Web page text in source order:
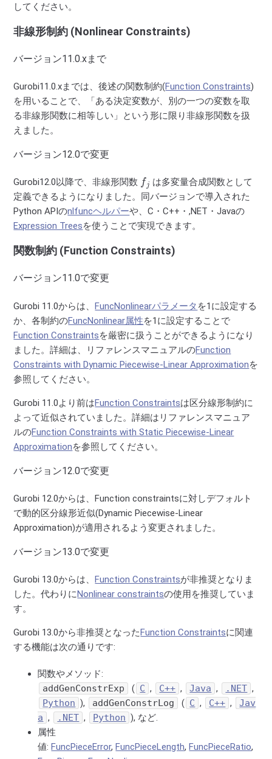
してください。
非線形制約 (Nonlinear Constraints)
バージョン11.0.xまで
Gurobi11.0.xまでは、後述の関数制約(Function Constraints)
を用いることで、「ある決定変数が、別の一つの変数を取
る非線形関数に相等しい」という形に限り非線形関数を扱
えました。
バージョン12.0で変更
Gurobi12.0以降で、非線形関数
fj
は多変量合成関数として
定義できるようになりました。同バージョンで導入された
Python APIのnlfuncヘルパーや、C・C++・,NET・Javaの
Expression Treesを使うことで実現できます。
関数制約 (Function Constraints)
バージョン11.0で変更
Gurobi 11.0からは、FuncNonlinearパラメータ を1に設定する
か、各制約のFuncNonlinear属性を1に設定することで
Function Constraintsを厳密に扱うことができるようになり
ました。詳細は、リファレンスマニュアルのFunction
Constraints with Dynamic Piecewise-Linear Approximationを
参照してください。
Gurobi 11.0より前はFunction Constraintsは区分線形制約に
よって近似されていました。詳細はリファレンスマニュア
ルのFunction Constraints with Static Piecewise-Linear
Approximationを参照してください。
バージョン12.0で変更
Gurobi 12.0からは、Function constraintsに対しデフォルト
で動的区分線形近似(Dynamic Piecewise-Linear
Approximation)が適用されるよう変更されました。
バージョン13.0で変更
Gurobi 13.0からは、Function Constraintsが非推奨となりま
した。代わりにNonlinear constraintsの使用を推奨していま
す。
Gurobi 13.0から非推奨となったFunction Constraintsに関連
する機能は次の通りです:
関数やメソッド:
addGenConstrExp
( C , C++ , Java , .NET ,
Python ), addGenConstrLog ( C , C++ ,
Jav
a , .NET , Python ), など.
属性
値:FuncPieceError,FuncPieceLength,FuncPieceRatio,